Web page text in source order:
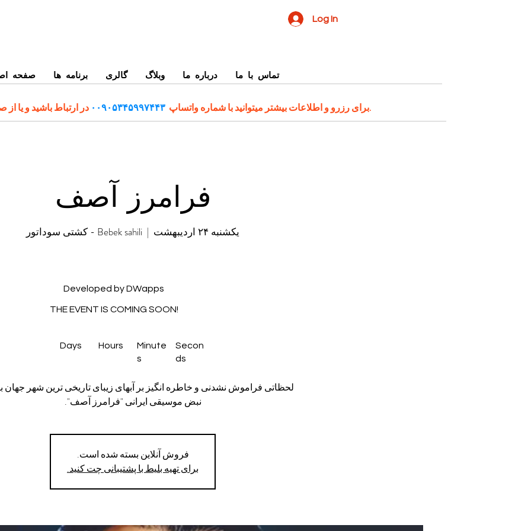
برای رزرو و اطلاعات بیشتر میتوانید با شماره واتساپ ۰۰۹۰۵۳۴۵۹۹۷۴۴۳ در ارتباط باشید و یا از اقدام کنید.
صفحه برنامه ها گالری وبلاگ درباره ما تماس با ما
Log In
فرامرز آصف
یکشنبه ۲۴ اردیبهشت
  |
Bebek sahili - کشتی سوداتور
Secon
ds
Minute
s
Hours
Days
THE EVENT IS COMING SOON!
Developed by DWapps
لحظاتی فراموش نشدنی و خاطره انگیز بر آبهای زیبای تاریخی ترین شهر جهان
نبض موسیقی ایرانی "فرامرز آصف".
فروش آنلاین بسته شده است.
برای تهیه بلیط با پشتیبانی چت کنید.